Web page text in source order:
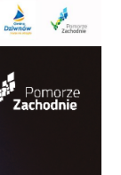
oświadczyli,
–
obiektu
występ
Rady